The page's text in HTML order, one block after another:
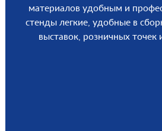
материалов удобным и
стенды легкие, удобные в
выставок, розничных точек